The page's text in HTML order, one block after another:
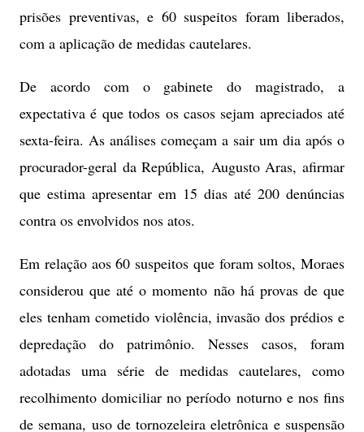
prisões preventivas, e 60 suspeitos foram liberados,
com a aplicação de medidas cautelares.
De acordo com o gabinete do magistrado, a
expectativa é que todos os casos sejam apreciados até
sexta-feira. As análises começam a sair um dia após o
procurador-geral da República, Augusto Aras, afirmar
que estima apresentar em 15 dias até 200 denúncias
contra os envolvidos nos atos.
Em relação aos 60 suspeitos que foram soltos, Moraes
considerou que até o momento não há provas de que
eles tenham cometido violência, invasão dos prédios e
depredação do patrimônio. Nesses casos, foram
adotadas uma série de medidas cautelares, como
recolhimento domiciliar no período noturno e nos fins
de semana, uso de tornozeleira eletrônica e suspensão